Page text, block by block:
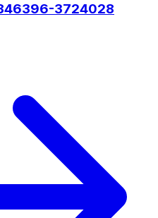
3724028